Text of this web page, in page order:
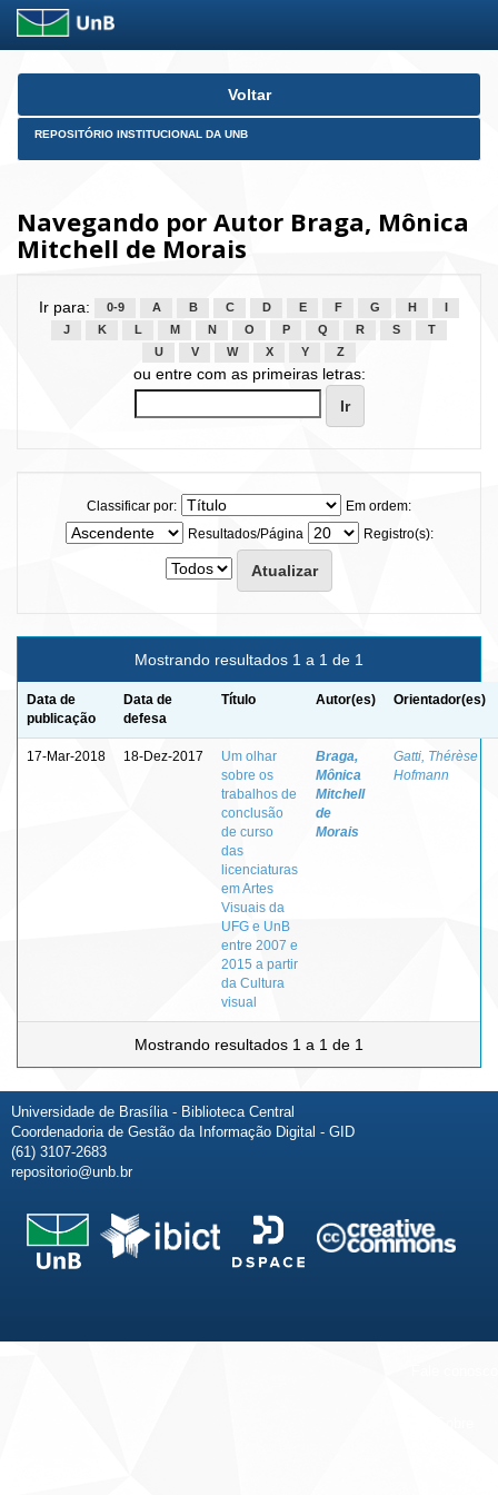
Skip
Voltar
REPOSITÓRIO INSTITUCIONAL DA UNB
Navegando por Autor Braga, Mônica
Mitchell de Morais
Ir para: 0-9 A B C D E F G H
J
K L M N O P Q R S
T
U
V W X Y Z
ou entre com as primeiras letras:
Classificar por:
Em ordem:
Resultados/Página
Registro(s):
Mostrando resultados 1 a 1 de 1
Data de
publicação
Data de
defesa
Título Autor(es) Orientador(es)
17-Mar-2018 18-Dez-2017
Um olhar
sobre os
trabalhos de
conclusão
de curso
das
licenciaturas
em Artes
Visuais da
UFG e UnB
entre 2007 e
2015 a partir
da Cultura
visual
Braga,
Mônica
Mitchell
de
Morais
Gatti, Thérèse
Hofmann
Mostrando resultados 1 a 1 de 1
Universidade de Brasília - Biblioteca Central
Coordenadoria de Gestão da Informação Digital - GID
(61) 3107-2683
repositorio@unb.br